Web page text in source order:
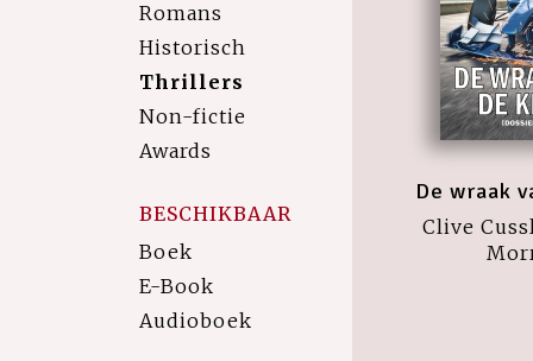
Romans
Historisch
Thrillers
Non-fictie
Awards
BESCHIKBAAR
Boek
E-Book
Audioboek
De wraak
Clive